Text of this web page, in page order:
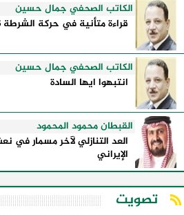
الكاتب الصحفي جمال حسين
قراءة متأنية في حركة الشرطة 2026
الكاتب الصحفي جمال حسين
انتبهوا ايها السادة
القبطان محمود المحمود
العد التنازلي لآخر مسمار في
الإيراني
تصويت